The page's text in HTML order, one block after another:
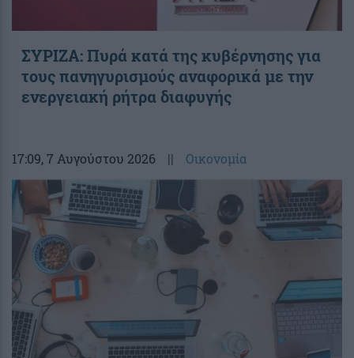
ΣΥΡΙΖΑ: Πυρά κατά της κυβέρνησης για
τους πανηγυρισμούς αναφορικά με την
ενεργειακή ρήτρα διαφυγής
17:09, 7 Αυγούστου 2026 || Οικονομία